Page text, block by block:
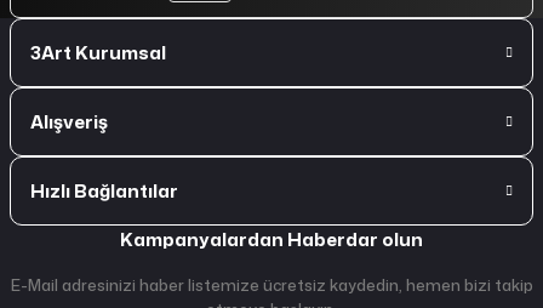
3Art Kurumsal
Alışveriş
Hızlı Bağlantılar
Kampanyalardan Haberdar olun
E-Mail adresinizi haber listemize ücretsiz kaydedin, hemen bizi takip